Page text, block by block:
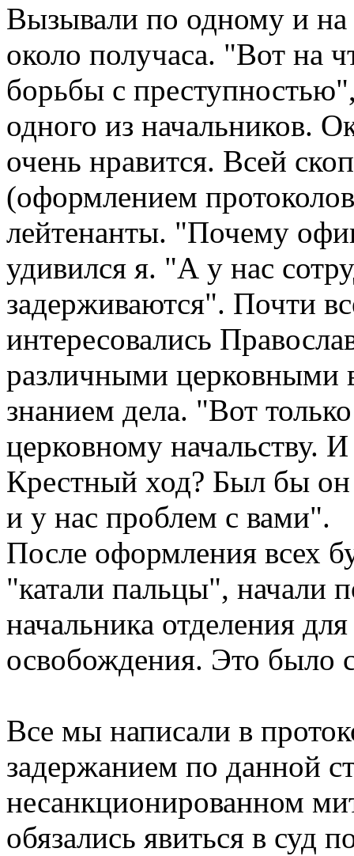
Вызывали по одному и
около получаса. "Вот на
борьбы с
одного из начальников.
очень нравится. Всей
(оформлением
лейтенанты. "Почему
удивился я. "А у нас
задерживаются". Почти
интересовались
различными церковными
знанием дела. "Вот
церковному начальству.
Крестный ход? Был бы
и у нас проблем с вами".
После оформления всех
"катали пальцы", начали
начальника отделения
освобождения. Это было
Все мы написали в
задержанием по данной
несанкционированном
обязались явиться в суд